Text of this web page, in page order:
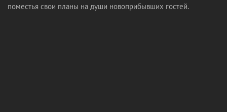
поместья свои планы на души новоприбывших гостей.